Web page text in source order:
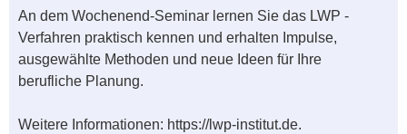
An dem Wochenend-Seminar lernen Sie das LWP -
Verfahren praktisch kennen und erhalten Impulse,
ausgewählte Methoden und neue Ideen für Ihre
berufliche Planung.
Weitere Informationen: https://lwp-institut.de.